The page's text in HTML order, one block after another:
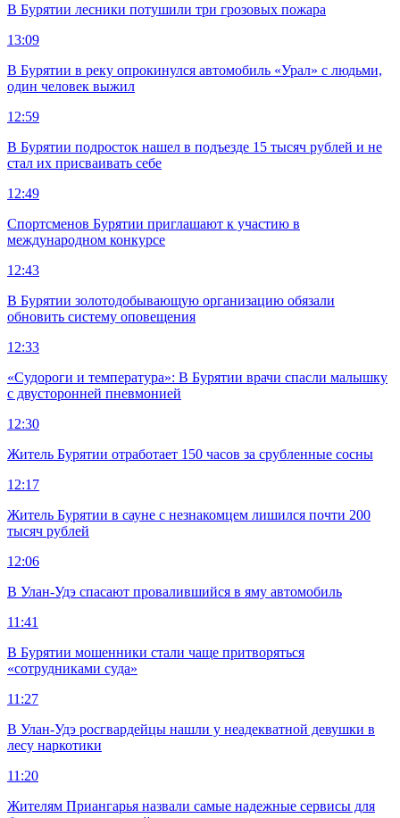
В Бурятии лесники потушили три грозовых пожара
13:09
В Бурятии в реку опрокинулся автомобиль «Урал» с людьми,
один человек выжил
12:59
В Бурятии подросток нашел в подъезде 15 тысяч рублей и не
стал их присваивать себе
12:49
Спортсменов Бурятии приглашают к участию в
международном конкурсе
12:43
В Бурятии золотодобывающую организацию обязали
обновить систему оповещения
12:33
«Судороги и температура»: В Бурятии врачи спасли малышку
с двусторонней пневмонией
12:30
Житель Бурятии отработает 150 часов за срубленные сосны
12:17
Житель Бурятии в сауне с незнакомцем лишился почти 200
тысяч рублей
12:06
В Улан-Удэ спасают провалившийся в яму автомобиль
11:41
В Бурятии мошенники стали чаще притворяться
«сотрудниками суда»
11:27
В Улан-Удэ росгвардейцы нашли у неадекватной девушки в
лесу наркотики
11:20
Жителям Приангарья назвали самые надежные сервисы для